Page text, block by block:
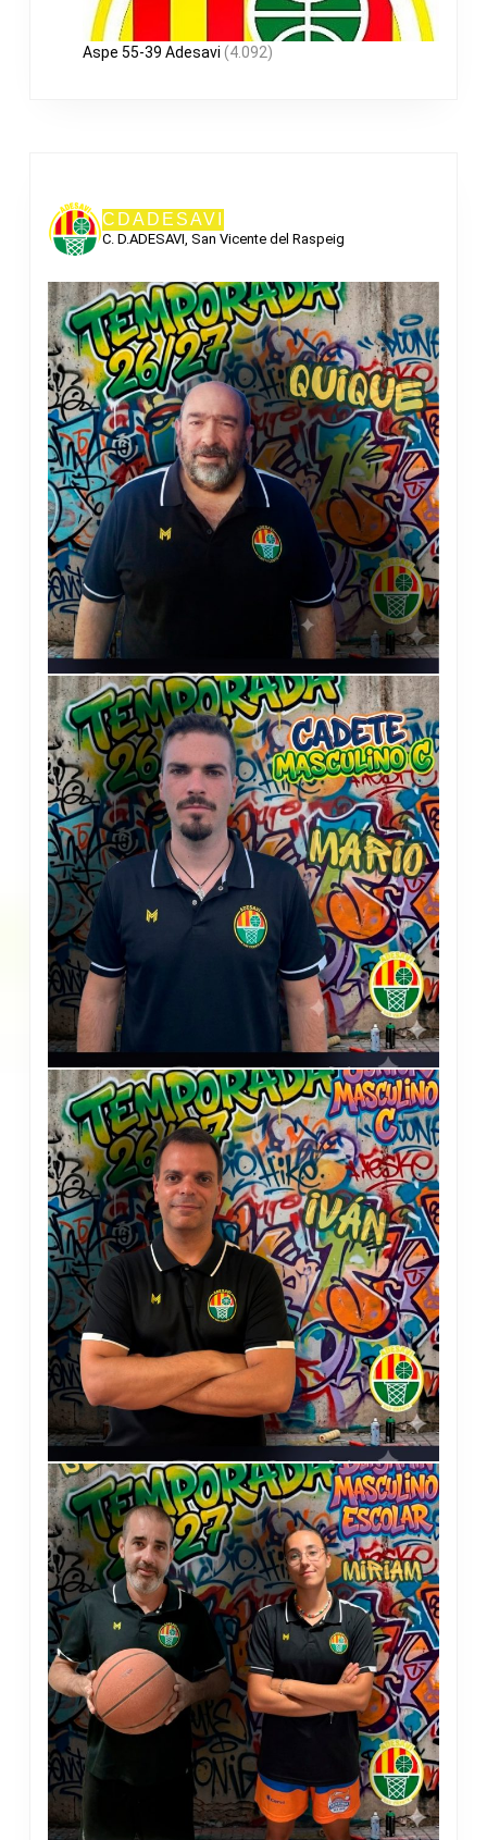
Aspe 55-39 Adesavi (4.092)
CDADESAVI
C. D.ADESAVI, San Vicente del Raspeig